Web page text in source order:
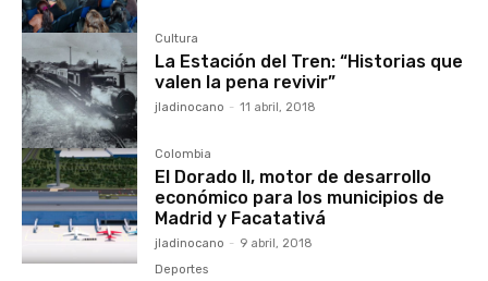
Cultura
La Estación del Tren: “Historias que
valen la pena revivir”
jladinocano - 11 abril, 2018
Colombia
El Dorado II, motor de desarrollo
económico para los municipios de
Madrid y Facatativá
jladinocano - 9 abril, 2018
Deportes